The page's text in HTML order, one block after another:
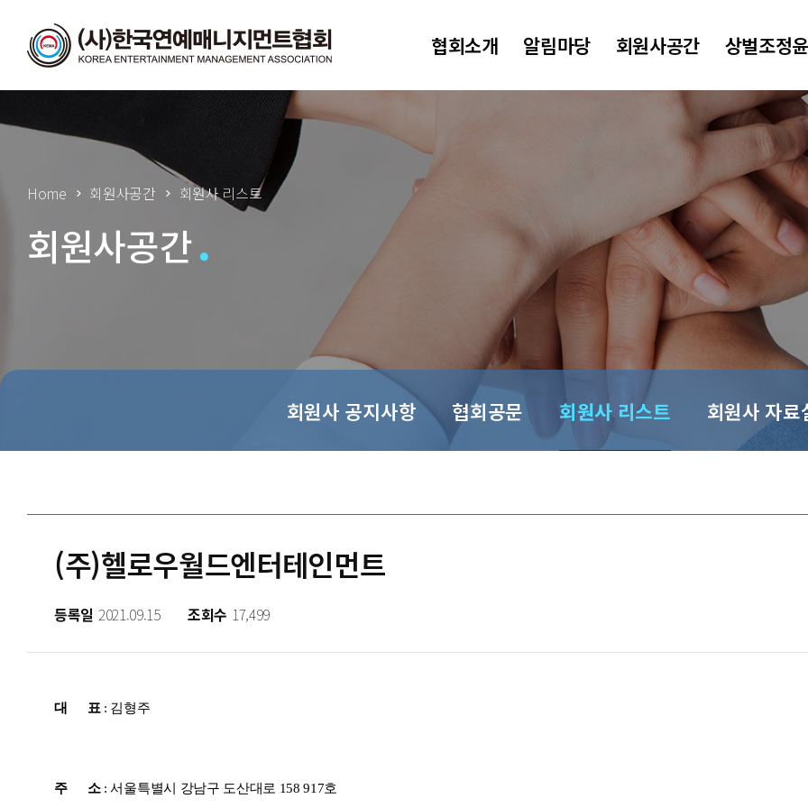
협회소개 알림마당 회원사공간 상벌조정
Home 회원사공간 회원사 리스트
회원사공간
회원사 공지사항 협회공문 회원사 리스트 회원사 자료
(주)헬로우월드엔터테인먼트
등록일 2021.09.15 조회수 17,499
대 표 : 김형주
주 소: 서울특별시 강남구 도산대로 158 917호